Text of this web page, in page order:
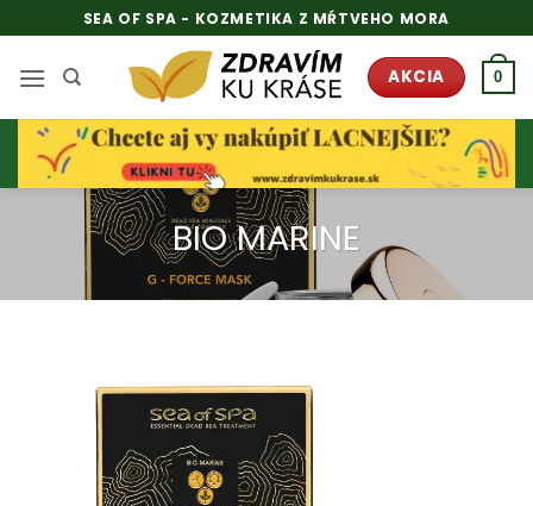
to
content
SEA OF SPA - KOZMETIKA Z MŔTVEHO MORA
AKCIA 0
BIO MARINE